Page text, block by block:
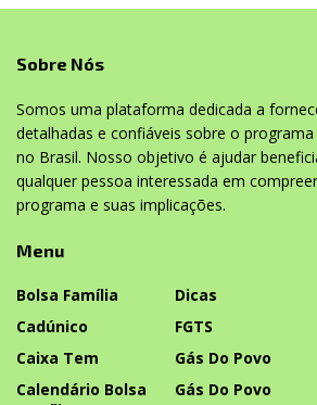
Sobre Nós
Somos uma plataforma dedicada a
detalhadas e confiáveis sobre o
no Brasil. Nosso objetivo é ajudar
qualquer pessoa interessada em
programa e suas implicações.
Menu
Bolsa Família
Cadúnico
Caixa Tem
Calendário Bolsa
Dicas
FGTS
Gás Do Povo
Gás Do Povo